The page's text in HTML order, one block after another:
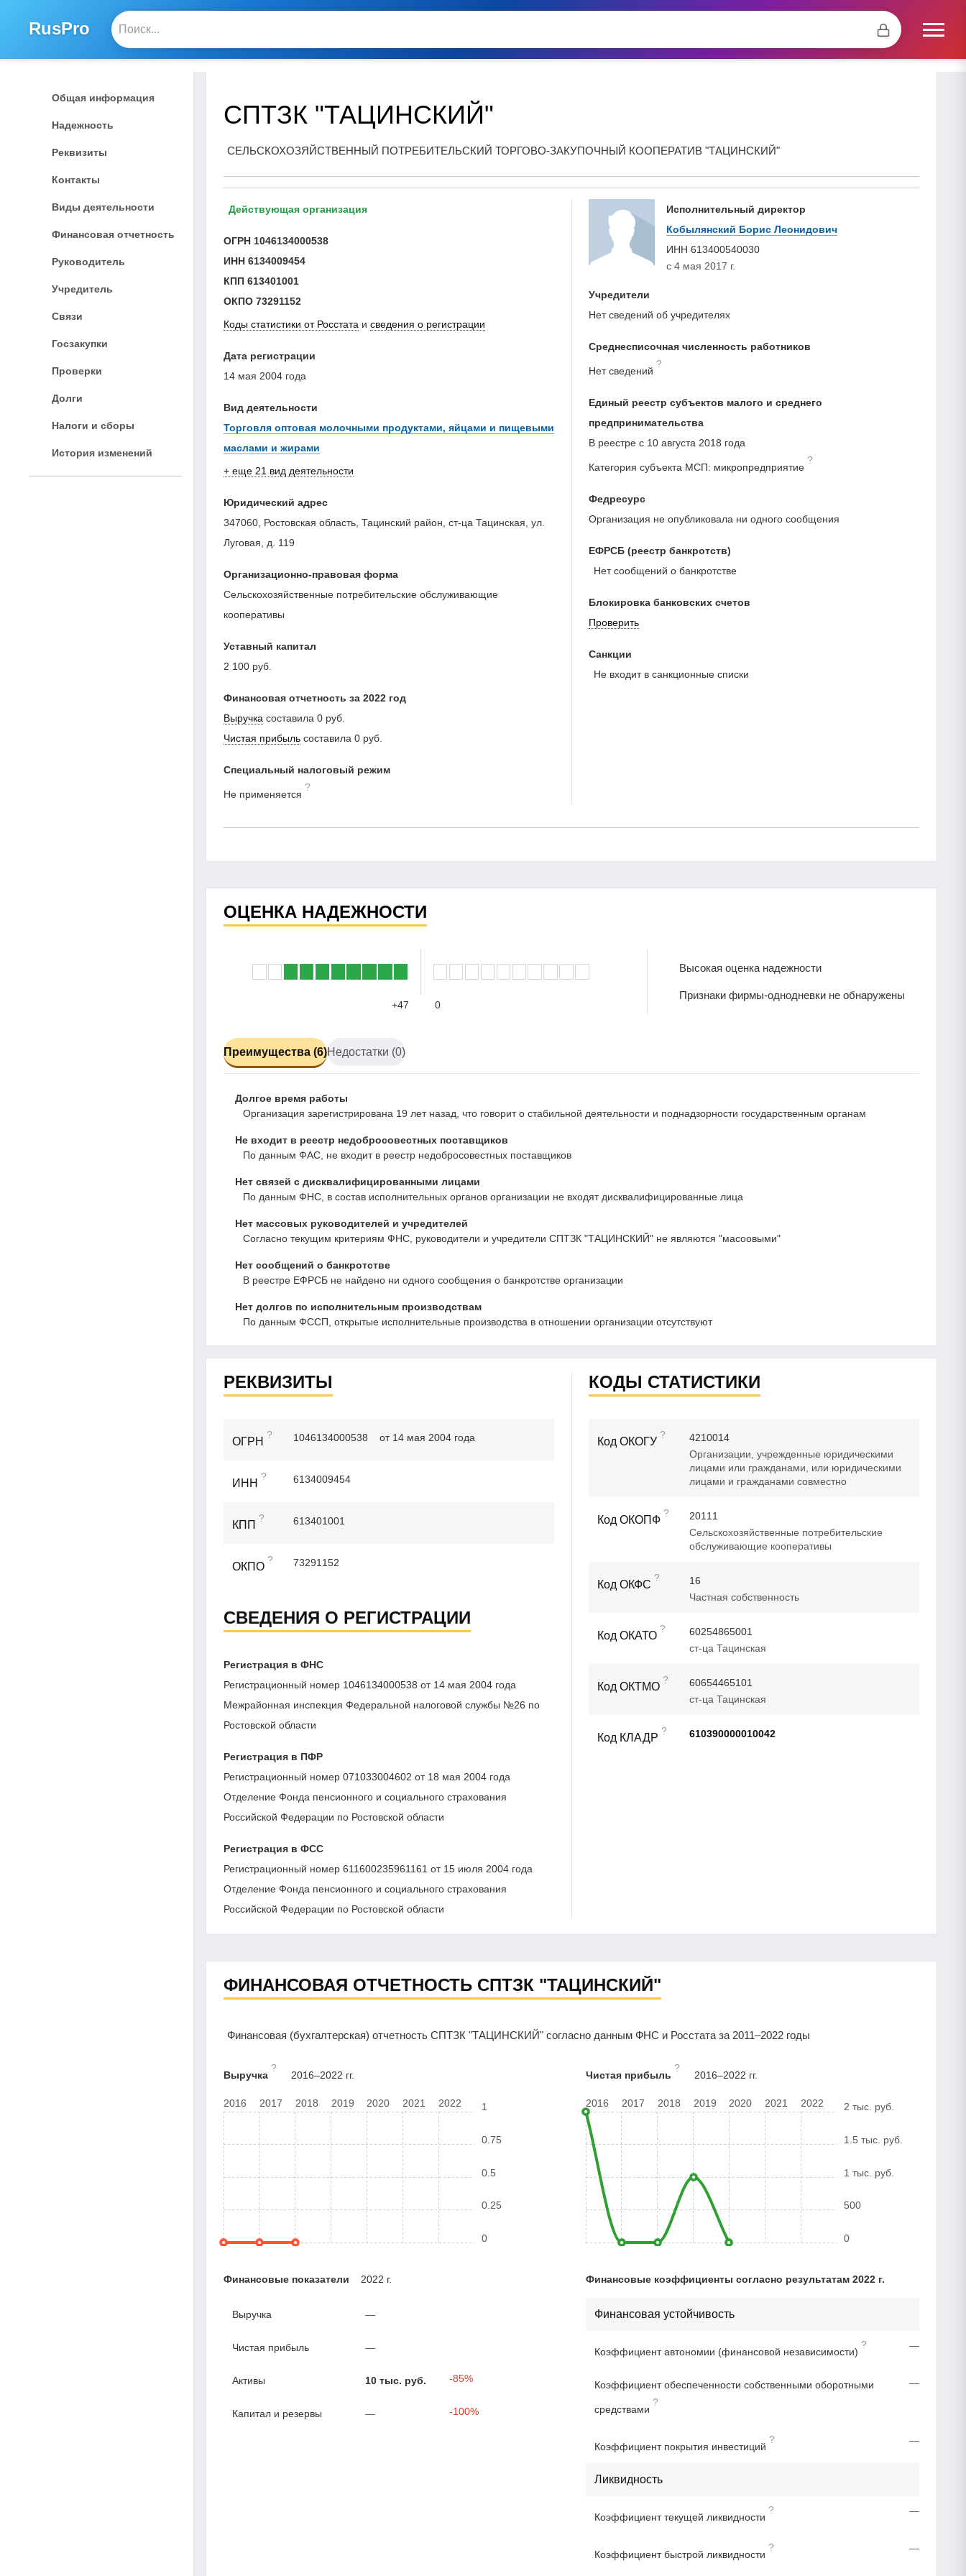
RusPro
Общая информация
Надежность
Реквизиты
Контакты
Виды деятельности
Финансовая отчетность
Руководитель
Учредитель
Связи
Госзакупки
Проверки
Долги
Налоги и сборы
История изменений
СПТЗК "ТАЦИНСКИЙ"
СЕЛЬСКОХОЗЯЙСТВЕННЫЙ ПОТРЕБИТЕЛЬСКИЙ ТОРГОВО-ЗАКУПОЧНЫЙ КООПЕРАТИВ "ТАЦИНСКИЙ"
Действующая организация
ОГРН 1046134000538
ИНН 6134009454
КПП 613401001
ОКПО 73291152
Коды статистики от Росстата и сведения о регистрации
Дата регистрации
14 мая 2004 года
Вид деятельности
Торговля оптовая молочными продуктами, яйцами и пищевыми
маслами и жирами
+ еще 21 вид деятельности
Юридический адрес
347060, Ростовская область, Тацинский район, ст-ца Тацинская, ул.
Луговая, д. 119
Организационно-правовая форма
Сельскохозяйственные потребительские обслуживающие
кооперативы
Уставный капитал
2 100 руб.
Финансовая отчетность за 2022 год
Выручка составила 0 руб.
Чистая прибыль составила 0 руб.
Специальный налоговый режим
Не применяется
?
Исполнительный директор
Кобылянский Борис Леонидович
ИНН 613400540030
с 4 мая 2017 г.
Учредители
Нет сведений об учредителях
Среднесписочная численность работников
Нет сведений
?
Единый реестр субъектов малого и среднего
предпринимательства
В реестре с 10 августа 2018 года
Категория субъекта МСП: микропредприятие
?
Федресурс
Организация не опубликовала ни одного сообщения
ЕФРСБ (реестр банкротств)
Нет сообщений о банкротстве
Блокировка банковских счетов
Проверить
Санкции
Не входит в санкционные списки
ОЦЕНКА НАДЕЖНОСТИ
+47 0
Высокая оценка надежности
Признаки фирмы-однодневки не обнаружены
Преимущества (6)Недостатки (0)
Долгое время работы
Организация зарегистрирована 19 лет назад, что говорит о стабильной деятельности и поднадзорности государственным органам
Не входит в реестр недобросовестных поставщиков
По данным ФАС, не входит в реестр недобросовестных поставщиков
Нет связей с дисквалифицированными лицами
По данным ФНС, в состав исполнительных органов организации не входят дисквалифицированные лица
Нет массовых руководителей и учредителей
Согласно текущим критериям ФНС, руководители и учредители СПТЗК "ТАЦИНСКИЙ" не являются "масоовыми"
Нет сообщений о банкротстве
В реестре ЕФРСБ не найдено ни одного сообщения о банкротстве организации
Нет долгов по исполнительным производствам
По данным ФССП, открытые исполнительные производства в отношении организации отсутствуют
РЕКВИЗИТЫ
ОГРН
? 1046134000538 от 14 мая 2004 года
ИНН
? 6134009454
КПП
? 613401001
ОКПО
? 73291152
СВЕДЕНИЯ О РЕГИСТРАЦИИ
Регистрация в ФНС
Регистрационный номер 1046134000538 от 14 мая 2004 года
Межрайонная инспекция Федеральной налоговой службы №26 по
Ростовской области
Регистрация в ПФР
Регистрационный номер 071033004602 от 18 мая 2004 года
Отделение Фонда пенсионного и социального страхования
Российской Федерации по Ростовской области
Регистрация в ФСС
Регистрационный номер 611600235961161 от 15 июля 2004 года
Отделение Фонда пенсионного и социального страхования
Российской Федерации по Ростовской области
КОДЫ СТАТИСТИКИ
Код ОКОГУ
?
4210014
Организации, учрежденные юридическими
лицами или гражданами, или юридическими
лицами и гражданами совместно
Код ОКОПФ
?
20111
Сельскохозяйственные потребительские
обслуживающие кооперативы
Код ОКФС
?
16
Частная собственность
Код ОКАТО
?
60254865001
ст-ца Тацинская
Код ОКТМО
?
60654465101
ст-ца Тацинская
Код КЛАДР
? 610390000010042
ФИНАНСОВАЯ ОТЧЕТНОСТЬ СПТЗК "ТАЦИНСКИЙ"
Финансовая (бухгалтерская) отчетность СПТЗК "ТАЦИНСКИЙ" согласно данным ФНС и Росстата за 2011–2022 годы
Выручка
?
2016–2022 гг.
2016 2017 2018 2019 2020 2021 2022
0
0.25
0.5
0.75
1
Чистая прибыль
?
2016–2022 гг.
2016 2017 2018 2019 2020 2021 2022
0
500
1 тыс. руб.
1.5 тыс. руб.
2 тыс. руб.
Финансовые показатели 2022 г.
Выручка —
Чистая прибыль —
Активы 10 тыс. руб. -85%
Капитал и резервы — -100%
Финансовые коэффициенты согласно результатам 2022 г.
Финансовая устойчивость
Коэффициент автономии (финансовой независимости)
? —
Коэффициент обеспеченности собственными оборотными
средствами
?
—
Коэффициент покрытия инвестиций
? —
Ликвидность
Коэффициент текущей ликвидности
? —
Коэффициент быстрой ликвидности
? —